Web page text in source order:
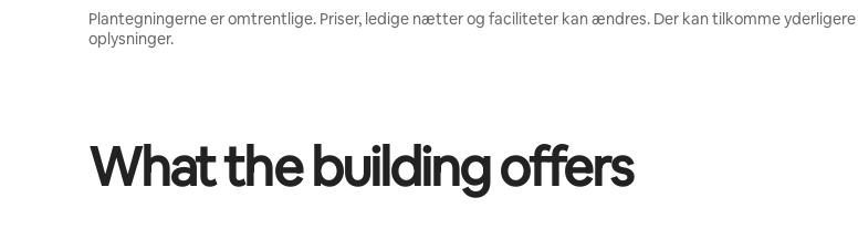
Plantegningerne er omtrentlige. Priser, ledige nætter og faciliteter kan ændres. Der kan tilkomme
oplysninger.
What the building offers